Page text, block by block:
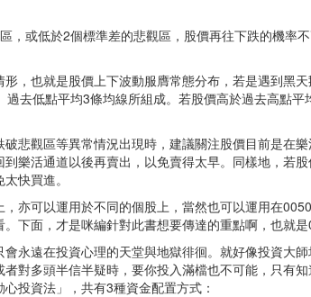
，或低於2個標準差的悲觀區，股價再往下跌的機
，也就是股價上下波動服膺常態分布，若是遇到黑
去低點平均3條均線所組成。若股價高於過去高點
悲觀區等異常情況出現時，建議關注股價目前是在
到樂活通道以後再賣出，以免賣得太早。同樣地，若
快買進。
亦可以運用於不同的個股上，當然也可以運用在
下面，才是咪編針對此書想要傳達的重點啊，也就是
永遠在投資心理的天堂與地獄徘徊。就好像投資大
對多頭半信半疑時，要你投入滿檔也不可能，只有
投資法」，共有3種資金配置方式：